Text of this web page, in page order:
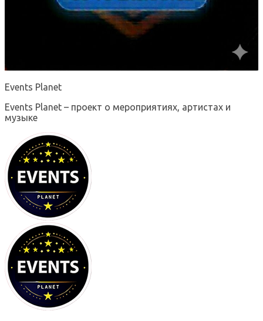
Events Planet
Events Planet – проект о мероприятиях, артистах и
музыке